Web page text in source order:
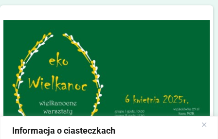
Informacja o ciasteczkach